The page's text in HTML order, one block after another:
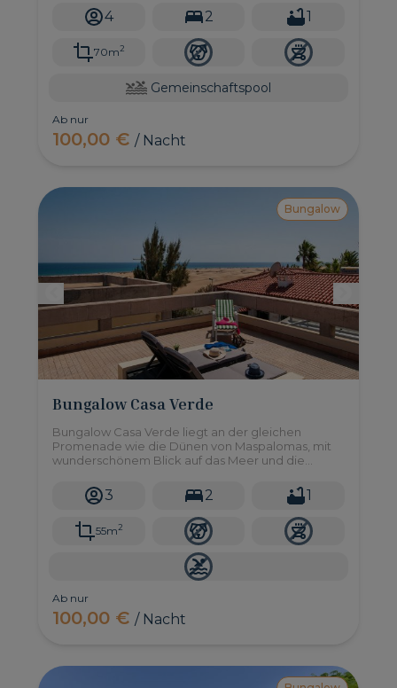
Strand von Maspalomas entfernt!
4 2 1
70m2
Gemeinschaftspool
Ab nur
100,00 €/ Nacht
Bungalow
Bungalow Casa Verde
Bungalow Casa Verde liegt an der gleichen
Promenade wie die Dünen von Maspalomas, mit
wunderschönem Blick auf das Meer und die
Erwachsene.
3 2 1
55m2
Ab nur
100,00 €/ Nacht